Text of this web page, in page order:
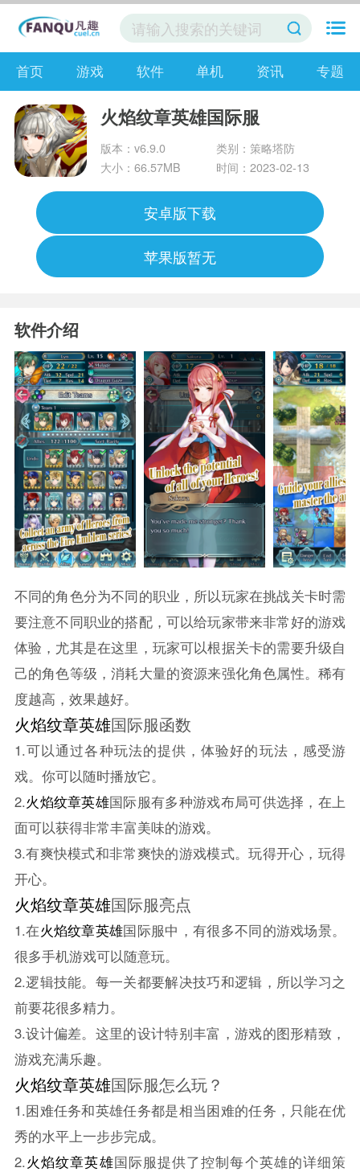
首页 游戏 软件 单机 资讯 专题
火焰纹章英雄国际服
版本：v6.9.0
类别：策略塔防
大小：66.57MB
时间：2023-02-13
安卓版下载
苹果版暂无
软件介绍
不同的角色分为不同的职业，所以玩家在挑战关卡时需
要注意不同职业的搭配，可以给玩家带来非常好的游戏
体验，尤其是在这里，玩家可以根据关卡的需要升级自
己的角色等级，消耗大量的资源来强化角色属性。稀有
度越高，效果越好。
火焰纹章英雄国际服函数
1.可以通过各种玩法的提供，体验好的玩法，感受游
戏。你可以随时播放它。
2.火焰纹章英雄国际服有多种游戏布局可供选择，在上
面可以获得非常丰富美味的游戏。
3.有爽快模式和非常爽快的游戏模式。玩得开心，玩得
开心。
火焰纹章英雄国际服亮点
1.在火焰纹章英雄国际服中，有很多不同的游戏场景。
很多手机游戏可以随意玩。
2.逻辑技能。每一关都要解决技巧和逻辑，所以学习之
前要花很多精力。
3.设计偏差。这里的设计特别丰富，游戏的图形精致，
游戏充满乐趣。
火焰纹章英雄国际服怎么玩？
1.困难任务和英雄任务都是相当困难的任务，只能在优
秀的水平上一步步完成。
2.火焰纹章英雄国际服提供了控制每个英雄的详细策